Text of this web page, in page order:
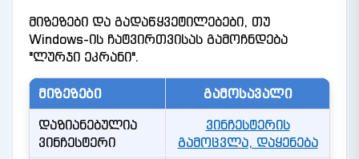
მიზეზები და გადაწყვეტილებები, თუ
Windows-ის ჩატვირთვისას გამოჩნდება
"ლურჯი ეკრანი".
ᲛᲘᲖᲔᲖᲔᲑᲘ
ᲒᲐᲛᲝᲡᲐᲕᲐᲚᲘ
დაზიანებულია
ვინჩესტერი
ვინჩესტერის
გამოცვლა, დაყენება